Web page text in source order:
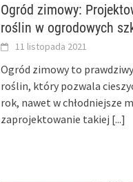
Ogród zimowy:
roślin w ogrodowych
11 listopada 2021
Ogród zimowy to
roślin, który pozwala
rok, nawet w chłodniejsze
zaprojektowanie takiej [...]